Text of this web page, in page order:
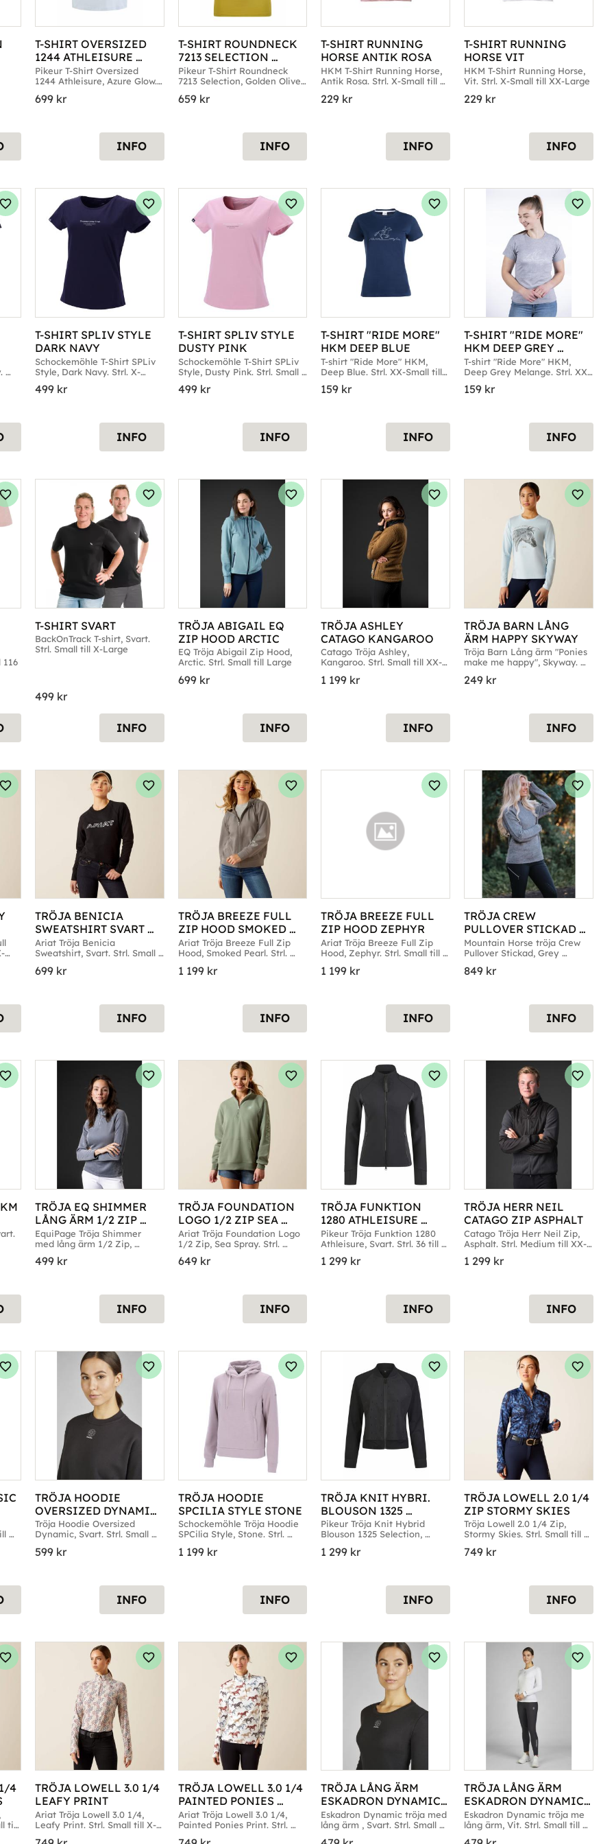
T-SHIRT OVERSIZED
1244 ATHLEISURE
AZURE GLOW
Pikeur T-Shirt Oversized
1244 Athleisure, Azure Glow.
699kr
INFO
T-SHIRT ROUNDNECK
7213 SELECTION
GOLDEN OLIVE
Pikeur T-Shirt Roundneck
7213 Selection, Golden Olive.
659kr
INFO
T-SHIRT RUNNING
HORSE ANTIK ROSA
HKM T-Shirt Running Horse,
Antik Rosa. Strl. X-Small till
229 kr
INFO
T-SHIRT RUNNING
HORSE VIT
HKM T-Shirt Running Horse,
Vit. Strl. X-Small till XX-Large
229 kr
INFO
Lägg till i favoriter
T-SHIRT SPLIV STYLE
DARK NAVY
Schockemöhle T-Shirt SPLiv
Style, Dark Navy. Strl. X-
499kr
Lägg till i favoriter
INFO
T-SHIRT SPLIV STYLE
DUSTY PINK
Schockemöhle T-Shirt SPLiv
Style, Dusty Pink. Strl. Small
499kr
Lägg till i favoriter
INFO
T-SHIRT "RIDE MORE"
HKM DEEP BLUE
T-shirt "Ride More" HKM,
Deep Blue. Strl. XX-Small till
159 kr
Lägg till i favoriter
INFO
T-SHIRT "RIDE MORE"
HKM DEEP GREY
MELANGE
T-shirt "Ride More" HKM,
Deep Grey Melange. Strl. XX-
159 kr
Lägg
INFO
116
Lägg till i favoriter
T-SHIRT SVART
BackOnTrack T-shirt, Svart.
Strl. Small till X-Large
499kr
Lägg till i favoriter
INFO
TRÖJA ABIGAIL EQ
ZIP HOOD ARCTIC
EQ Tröja Abigail Zip Hood,
Arctic. Strl. Small till Large
699kr
Lägg till i favoriter
INFO
TRÖJA ASHLEY
CATAGO KANGAROO
Catago Tröja Ashley,
Kangaroo. Strl. Small till XX-
1 199 kr
Lägg till i favoriter
INFO
TRÖJA BARN LÅNG
ÄRM HAPPY SKYWAY
Tröja Barn Lång ärm "Ponies
make me happy", Skyway.
249 kr
Lägg
INFO
Lägg till i favoriter
TRÖJA BENICIA
SWEATSHIRT SVART
SMALL
Ariat Tröja Benicia
Sweatshirt, Svart. Strl. Small
699kr
Lägg till i favoriter
INFO
TRÖJA BREEZE FULL
ZIP HOOD SMOKED
PEARL
Ariat Tröja Breeze Full Zip
Hood, Smoked Pearl. Strl.
1 199kr
Lägg till i favoriter
INFO
TRÖJA BREEZE FULL
ZIP HOOD ZEPHYR
Ariat Tröja Breeze Full Zip
Hood, Zephyr. Strl. Small till
1 199 kr
Lägg till i favoriter
INFO
TRÖJA CREW
PULLOVER STICKAD
GREY MELANGE
Mountain Horse tröja Crew
Pullover Stickad, Grey
849 kr
Lägg
INFO
Lägg till i favoriter
TRÖJA EQ SHIMMER
LÅNG ÄRM 1/2 ZIP
ASPHALT
EquiPage Tröja Shimmer
med lång ärm 1/2 Zip,
Large
499kr
Lägg till i favoriter
INFO
TRÖJA FOUNDATION
LOGO 1/2 ZIP SEA
SPRAY
Ariat Tröja Foundation Logo
1/2 Zip, Sea Spray. Strl.
649kr
Lägg till i favoriter
INFO
TRÖJA FUNKTION
1280 ATHLEISURE
SVART
Pikeur Tröja Funktion 1280
Athleisure, Svart. Strl. 36 till
1 299 kr
Lägg till i favoriter
INFO
TRÖJA HERR NEIL
CATAGO ZIP ASPHALT
Catago Tröja Herr Neil Zip,
Asphalt. Strl. Medium till XX-
1 299 kr
Lägg
INFO
Lägg till i favoriter
TRÖJA HOODIE
OVERSIZED DYNAMIC
SVART
Tröja Hoodie Oversized
Dynamic, Svart. Strl. Small
599kr
Lägg till i favoriter
INFO
TRÖJA HOODIE
SPCILIA STYLE STONE
Schockemöhle Tröja Hoodie
SPCilia Style, Stone. Strl.
1 199kr
Lägg till i favoriter
INFO
TRÖJA KNIT HYBRI.
BLOUSON 1325
SELECTION SVART
Pikeur Tröja Knit Hybrid
Blouson 1325 Selection,
1 299 kr
Lägg till i favoriter
INFO
TRÖJA LOWELL 2.0 1/4
ZIP STORMY SKIES
Tröja Lowell 2.0 1/4 Zip,
Stormy Skies. Strl. Small till
749 kr
Lägg
INFO
4
till
Lägg till i favoriter
TRÖJA LOWELL 3.0 1/4
LEAFY PRINT
Ariat Tröja Lowell 3.0 1/4,
Leafy Print. Strl. Small till X-
Lägg till i favoriter
TRÖJA LOWELL 3.0 1/4
PAINTED PONIES
PRINT
Ariat Tröja Lowell 3.0 1/4,
Painted Ponies Print. Strl.
Lägg till i favoriter
TRÖJA LÅNG ÄRM
ESKADRON DYNAMIC
SVART
Eskadron Dynamic tröja med
lång ärm , Svart. Strl. Small
Lägg till i favoriter
TRÖJA LÅNG ÄRM
ESKADRON DYNAMIC
VIT
Eskadron Dynamic tröja me
lång ärm, Vit. Strl. Small till
Lägg